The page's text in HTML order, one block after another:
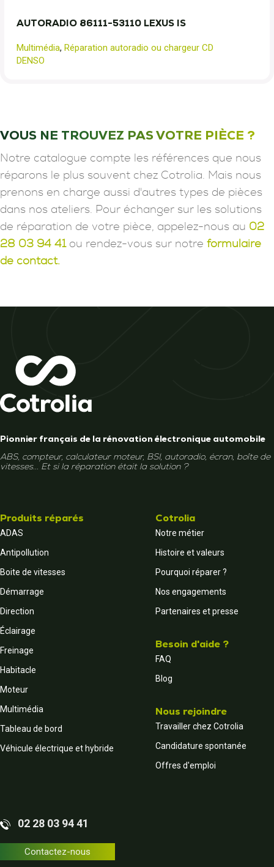
AUTORADIO 86111-53110 LEXUS IS
Multimédia, Réparation autoradio ou chargeur CD
DENSO
VOUS NE TROUVEZ PAS VOTRE PIÈCE ?
Notre catalogue compte les références que nous
réparons le plus souvent chez Cotrolia. Mais nous
prenons en charge aussi d'autres types de pièces
dans nos ateliers. Pour échanger sur les solutions
de réparation de votre pièce, appelez-nous au 02
28 03 94 41ou rendez-vous sur notre formulaire
de contact.
Pionnier français de la rénovation électronique automobile
ABS, compteur, calculateur moteur, BSI, autoradio, écran, boîte de
vitesses... Et si la réparation était la solution ?
Produits réparés
ADAS
Antipollution
Boite de vitesses
Démarrage
Direction
Éclairage
Freinage
Habitacle
Moteur
Multimédia
Tableau de bord
Véhicule électrique et hybride
Cotrolia
Notre métier
Histoire et valeurs
Pourquoi réparer ?
Nos engagements
Partenaires et presse
Besoin d'aide ?
FAQ
Blog
Nous rejoindre
Travailler chez Cotrolia
Candidature spontanée
Offres d'emploi
02 28 03 94 41
Contactez-nous